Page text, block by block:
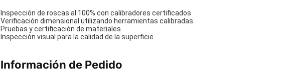
Inspección de roscas al 100% con calibradores certificados
Verificación dimensional utilizando herramientas calibradas
Pruebas y certificación de materiales
Inspección visual para la calidad de la superficie
Información de Pedido